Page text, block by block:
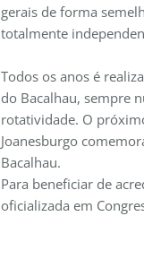
gerais de forma
totalmente
Todos os anos é
do Bacalhau, sempre
rotatividade. O
Joanesburgo
Bacalhau.
Para beneficiar de
oficializada em